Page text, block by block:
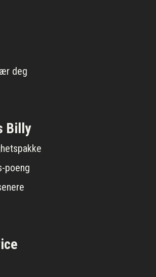
deg
Billy
poeng